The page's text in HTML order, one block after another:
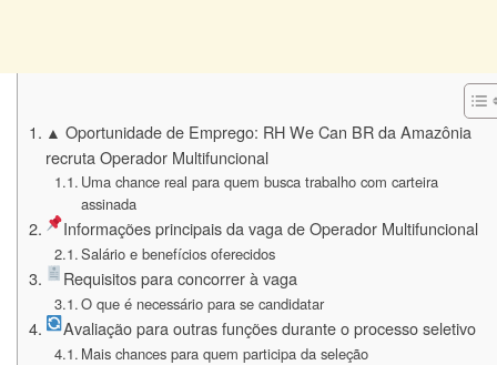
▲ Oportunidade de Emprego: RH We Can BR da Amazônia
recruta Operador Multifuncional
Uma chance real para quem busca trabalho com carteira
assinada
Informações principais da vaga de Operador Multifuncional
Salário e benefícios oferecidos
Requisitos para concorrer à vaga
O que é necessário para se candidatar
Avaliação para outras funções durante o processo seletivo
Mais chances para quem participa da seleção